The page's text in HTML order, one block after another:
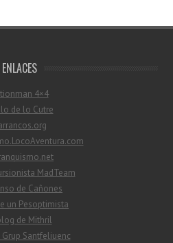
ENLACES
4×4
de lo Cutre
MadTeam
de Cañones
un Pesoptimista
de Mithril
Santfeliuenc